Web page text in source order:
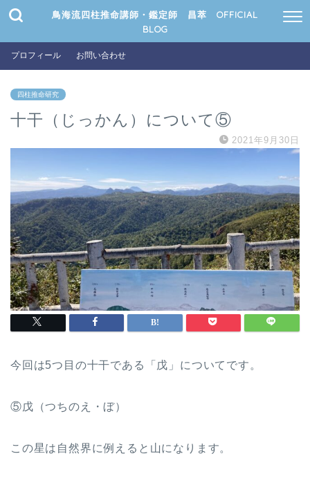
鳥海流四柱推命講師・鑑定師 昌萃 OFFICIAL
BLOG
プロフィール お問い合わせ
四柱推命研究
十干（じっかん）について⑤
2021年9月30日
今回は5つ目の十干である「戊」についてです。
⑤戊（つちのえ・ぼ）
この星は自然界に例えると山になります。